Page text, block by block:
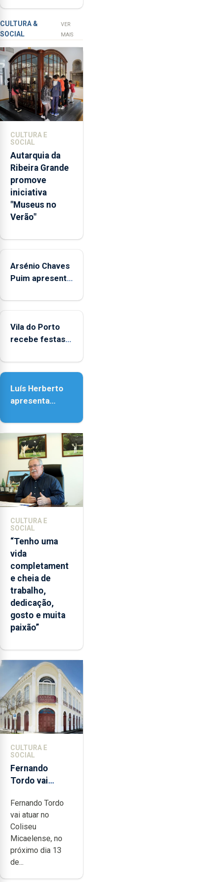
a
prevenção
primária
da
violência
doméstica,
através
da
promoção
de
pessoais,
emocionais
e
sociais
junto
das
crianças
com selo Marca
Açores
CULTURA &
SOCIAL
VER
MAIS
CULTURA E
SOCIAL
Autarquia da
Ribeira Grande
promove
iniciativa
"Museus no
Verão"
Arsénio Chaves
Puim apresenta
Biblioteca de
Vila do Porto
recebe festas
Nossa Senhora
Luís Herberto
apresenta
Paisagem’
CULTURA E
SOCIAL
“Tenho uma
vida
completament
e cheia de
trabalho,
dedicação,
gosto e muita
paixão”
CULTURA E
SOCIAL
Fernando
Tordo vai
anos de
carreira no
Coliseu
Micaelense
Fernando Tordo
vai atuar no
Coliseu
Micaelense, no
próximo dia 13
de...